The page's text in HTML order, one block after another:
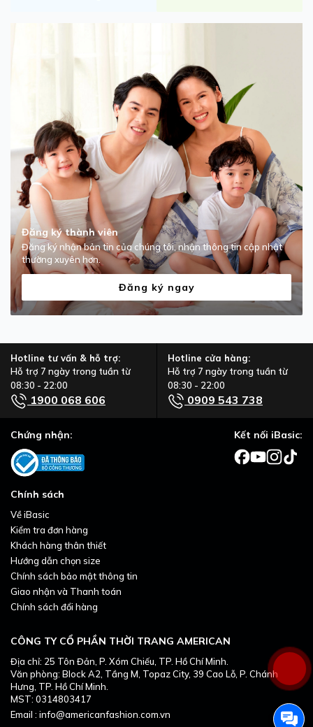
Đăng ký thành viên
Đăng ký nhận bản tin của chúng tôi, nhận thông tin cập nhật
thường xuyên hơn.
Đăng ký ngay
Hotline tư vấn & hỗ trợ:
Hỗ trợ 7 ngày trong tuần từ
08:30 - 22:00
1900 068 606
Hotline cửa hàng:
Hỗ trợ 7 ngày trong tuần từ
08:30 - 22:00
0909 543 738
CÔNG TY CỔ PHẦN THỜI TRANG AMERICAN
Địa chỉ: 25 Tôn Đản, P. Xóm Chiếu, TP. Hồ Chí Minh.
Văn phòng: Block A2, Tầng M, Topaz City, 39 Cao Lỗ, P. Chánh
Hưng, TP. Hồ Chí Minh.
MST: 0314803417
Email : info@americanfashion.com.vn
Chính sách
Về iBasic
Kiểm tra đơn hàng
Khách hàng thân thiết
Hướng dẫn chọn size
Chính sách bảo mật thông tin
Giao nhận và Thanh toán
Chính sách đổi hàng
Chứng nhận: Kết nối iBasic: